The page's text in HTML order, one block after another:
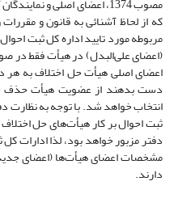
مصوب 1374، اعضای اصلی و
که از لحاظ آشنائی به قانون و
مربوطه مورد تایید اداره کل ثبت
(اعضای علی‌البدل) در هیأت‌ فقط در
اعضای اصلی هیأت‌ حل اختلاف به هر
دست بدهند از عضویت هیأت‌ حذف
انتخاب خواهد شد. با توجه به نظارت
ثبت احوال بر کار هیأت‌های حل
دفتر مزبور خواهد بود، لذا ادارات
مشخصات اعضای هیأت‌ها (اعضای
دارند.